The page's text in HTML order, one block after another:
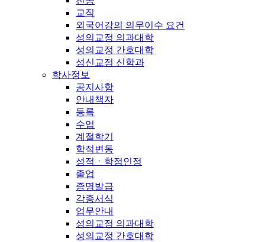
교직
외국어강의 의무이수 요건
성의교정 의과대학
성의교정 간호대학
성신교정 신학과
학사정보
공지사항
안내책자
등록
수업
계절학기
학적변동
성적ㆍ학점인정
졸업
증명발급
각종서식
업무안내
성의교정 의과대학
성의교정 간호대학